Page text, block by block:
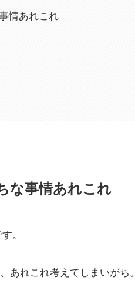
情あれこれ
な事情あれこれ
。
あれこれ考えてしまいがち。